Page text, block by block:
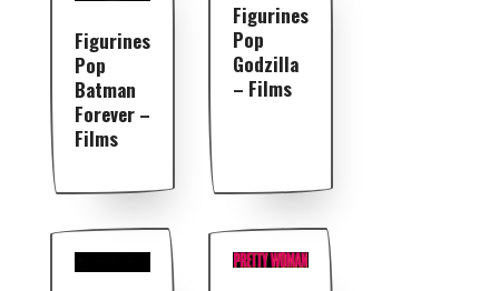
Figurines
Pop
Batman
Forever –
Films
Figurines
Pop
Godzilla
– Films